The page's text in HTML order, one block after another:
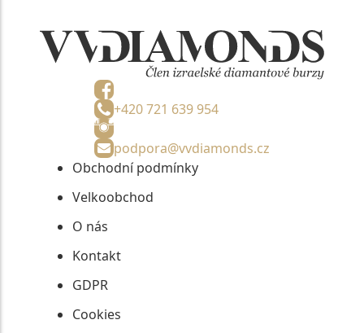
+420 721 639 954
podpora@vvdiamonds.cz
Obchodní podmínky
Velkoobchod
O nás
Kontakt
GDPR
Cookies